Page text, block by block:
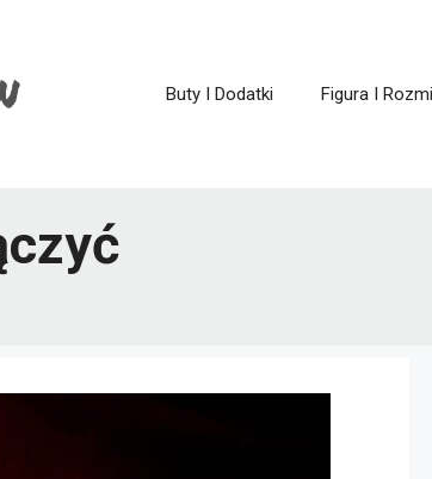
Buty I Dodatki Figura I